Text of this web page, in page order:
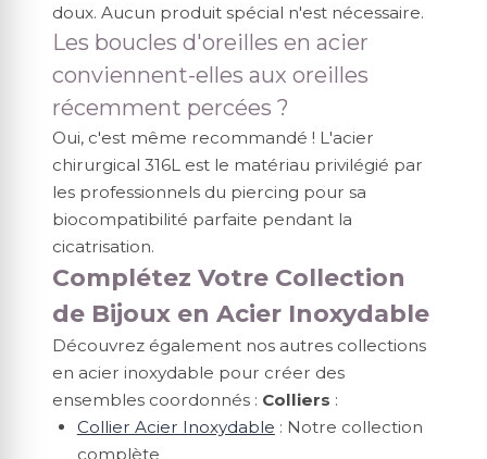
doux. Aucun produit spécial n'est nécessaire.
Les boucles d'oreilles en acier
conviennent-elles aux oreilles
récemment percées ?
Oui, c'est même recommandé ! L'acier
chirurgical 316L est le matériau privilégié par
les professionnels du piercing pour sa
biocompatibilité parfaite pendant la
cicatrisation.
Complétez Votre Collection
de Bijoux en Acier Inoxydable
Découvrez également nos autres collections
en acier inoxydable pour créer des
ensembles coordonnés : Colliers :
Collier Acier Inoxydable : Notre collection
complète